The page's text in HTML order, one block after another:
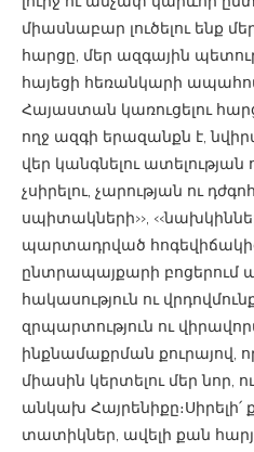
միասնաբար լուծելու ենք
հարցը, մեր ազգային
հայեցի հեռանկարի
Հայաստան կառուցելու
ողջ ազգի երազանքն է,
վեր կանգնելու ատելության
չսիրելու, չարության ու
սպիտակների››,
պարտադրված
ընտրապայքարի բոցերում
հակասություն ու
զրպարտություն ու
ինքնամաքրման քուրայով,
միասին կերտելու մեր նոր,
անկախ Հայրենիքը։Սիրելի՛
տատիկներ, ավելի քան